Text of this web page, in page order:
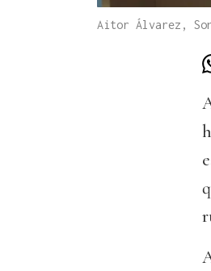
Aitor Álvarez,